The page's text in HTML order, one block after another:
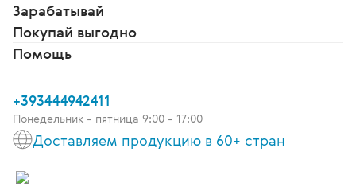
Зарабатывай
Покупай выгодно
Помощь
+393444942411
Понедельник - пятница 9:00 - 17:00
Доставляем продукцию в 60+ стран